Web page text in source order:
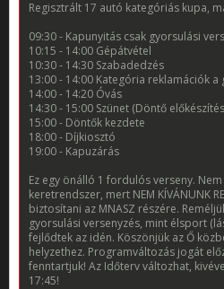
Regisztrált 17 autó kategóriás kupa,
09:30 - Kapunyitás csak gyorsulási
10:15 - 14:00 Gépátvétel
10:30 - 14:30 Szabadedzés
13:00 - 14:00 Kategória reklamációk a
14:00 - 14:20 Óvás
14:30 - 15:00 Szünet (Döntő
15:00 - Döntők kezdete
18:00 - Díjkiosztó
19:00 - Kapuzárás
Ez egy önálló 1 fordulós verseny.
keretrendszer, mert NEM KÍVÁNUNK
biztosítani az MNASZ részére.
gyorsulási versenyzés, mint élsport
fejlődtek az idén. Köszönjük az Ő
helyzethez. Programváltozás jogát
fenntartjuk! Az Időterv változhat,
17:45!